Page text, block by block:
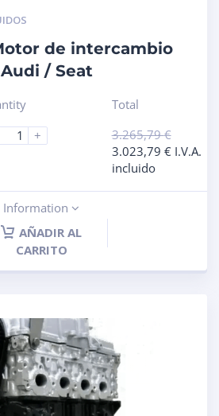
de intercambio
/ Seat
+
Total
3.265,79€
3.023,79 € I.V.A.
incluido
Information
AÑADIR AL
CARRITO